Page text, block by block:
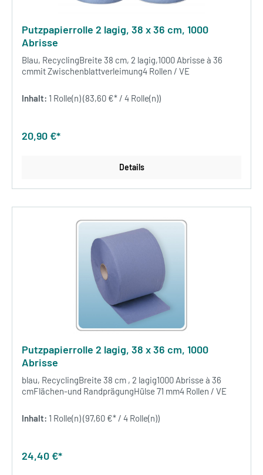
Putzpapierrolle 2 lagig, 38 x 36 cm, 1000
Abrisse
Blau, RecyclingBreite 38 cm, 2 lagig,1000 Abrisse à 36
cmmit Zwischenblattverleimung4 Rollen / VE
Inhalt: 1 Rolle(n)(83,60 €* / 4 Rolle(n))
20,90 €*
Details
Putzpapierrolle 2 lagig, 38 x 36 cm, 1000
Abrisse
blau, RecyclingBreite 38 cm , 2 lagig1000 Abrisse à 36
cmFlächen-und RandprägungHülse 71 mm4 Rollen / VE
Inhalt: 1 Rolle(n)(97,60 €* / 4 Rolle(n))
24,40 €*